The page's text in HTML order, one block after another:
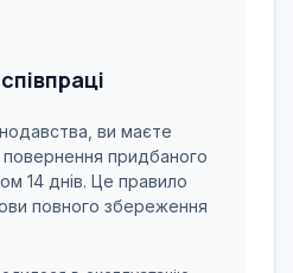
ви маєте
придбаного
14 днів. Це правило
повного збереження